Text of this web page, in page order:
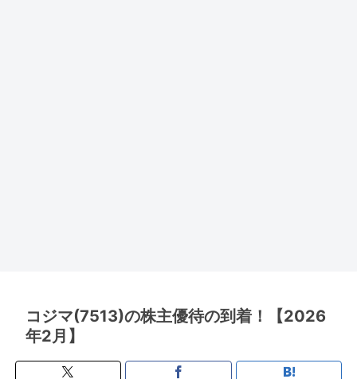
コジマ(7513)の株主優待の到着！【2026
年2月】